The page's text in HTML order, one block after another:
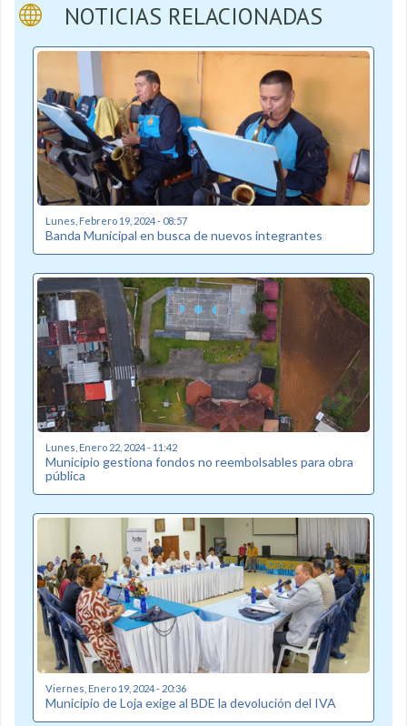
NOTICIAS RELACIONADAS
Lunes, Febrero 19, 2024 - 08:57
Banda Municipal en busca de nuevos integrantes
Lunes, Enero 22, 2024 - 11:42
Municipio gestiona fondos no reembolsables para obra
pública
Viernes, Enero 19, 2024 - 20:36
Municipio de Loja exige al BDE la devolución del IVA